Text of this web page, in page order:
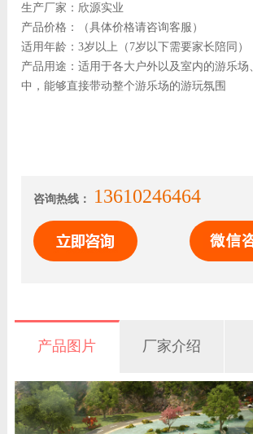
生产厂家：欣源实业
产品价格：（具体价格请咨询客服）
适用年龄：3岁以上（7岁以下需要家长陪同）
产品用途：适用于各大户外以及室内的游乐场
中，能够直接带动整个游乐场的游玩氛围
咨询热线： 13610246464
产品图片 厂家介绍